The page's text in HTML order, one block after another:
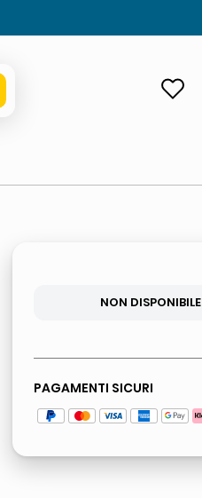
NON DISPONIBILE
PAGAMENTI SICURI